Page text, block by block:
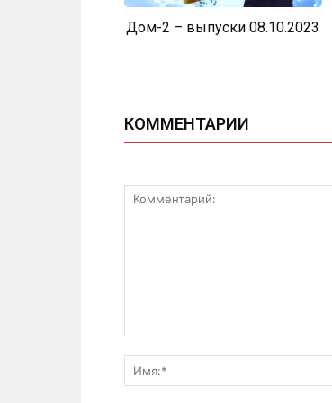
Дом-2 – выпуски 08.10.2023
КОММЕНТАРИИ